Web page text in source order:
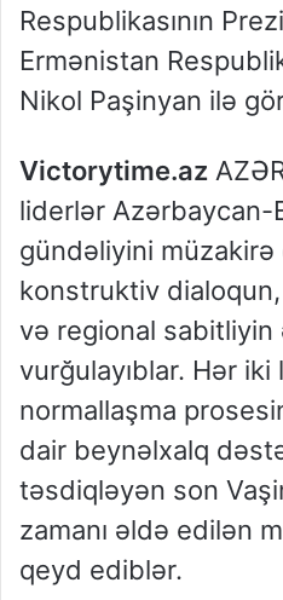
Respublikasının
Ermənistan
Nikol Paşinyan ilə
Victorytime.az
liderlər Azərbaycan-
gündəliyini müzakirə
konstruktiv dialoqun,
və regional sabitliyin
vurğulayıblar. Hər
normallaşma
dair beynəlxalq
təsdiqləyən son
zamanı əldə edilən
qeyd ediblər.